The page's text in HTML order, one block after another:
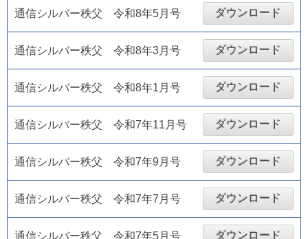
通信シルバー秩父 令和8年5月号 ダウンロード
通信シルバー秩父 令和8年3月号 ダウンロード
通信シルバー秩父 令和8年1月号 ダウンロード
通信シルバー秩父 令和7年11月号 ダウンロード
通信シルバー秩父 令和7年9月号 ダウンロード
通信シルバー秩父 令和7年7月号 ダウンロード
通信シルバー秩父 令和7年5月号 ダウンロード